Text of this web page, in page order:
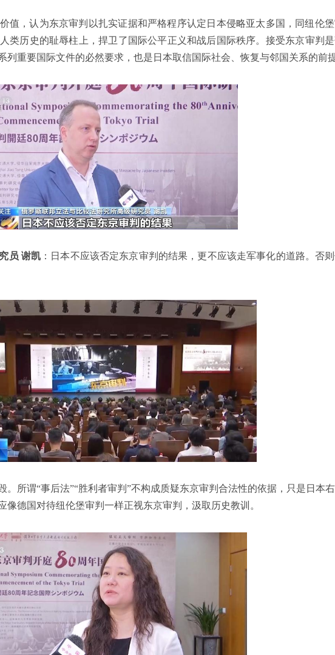
值，认为东京审判以扎实证据和严格程序认定日本侵略亚太多国，同纽伦
类历史的耻辱柱上，捍卫了国际公平正义和战后国际秩序。接受东京审判
重要国际文件的必然要求，也是日本取信国际社会、恢复与邻国关系的前提
员 谢凯 ：日本不应该否定东京审判的结果，更不应该走军事化的道路。否
。所谓“事后法”“胜利者审判”不构成质疑东京审判合法性的依据，只是日本
德国对待纽伦堡审判一样正视东京审判，汲取历史教训。